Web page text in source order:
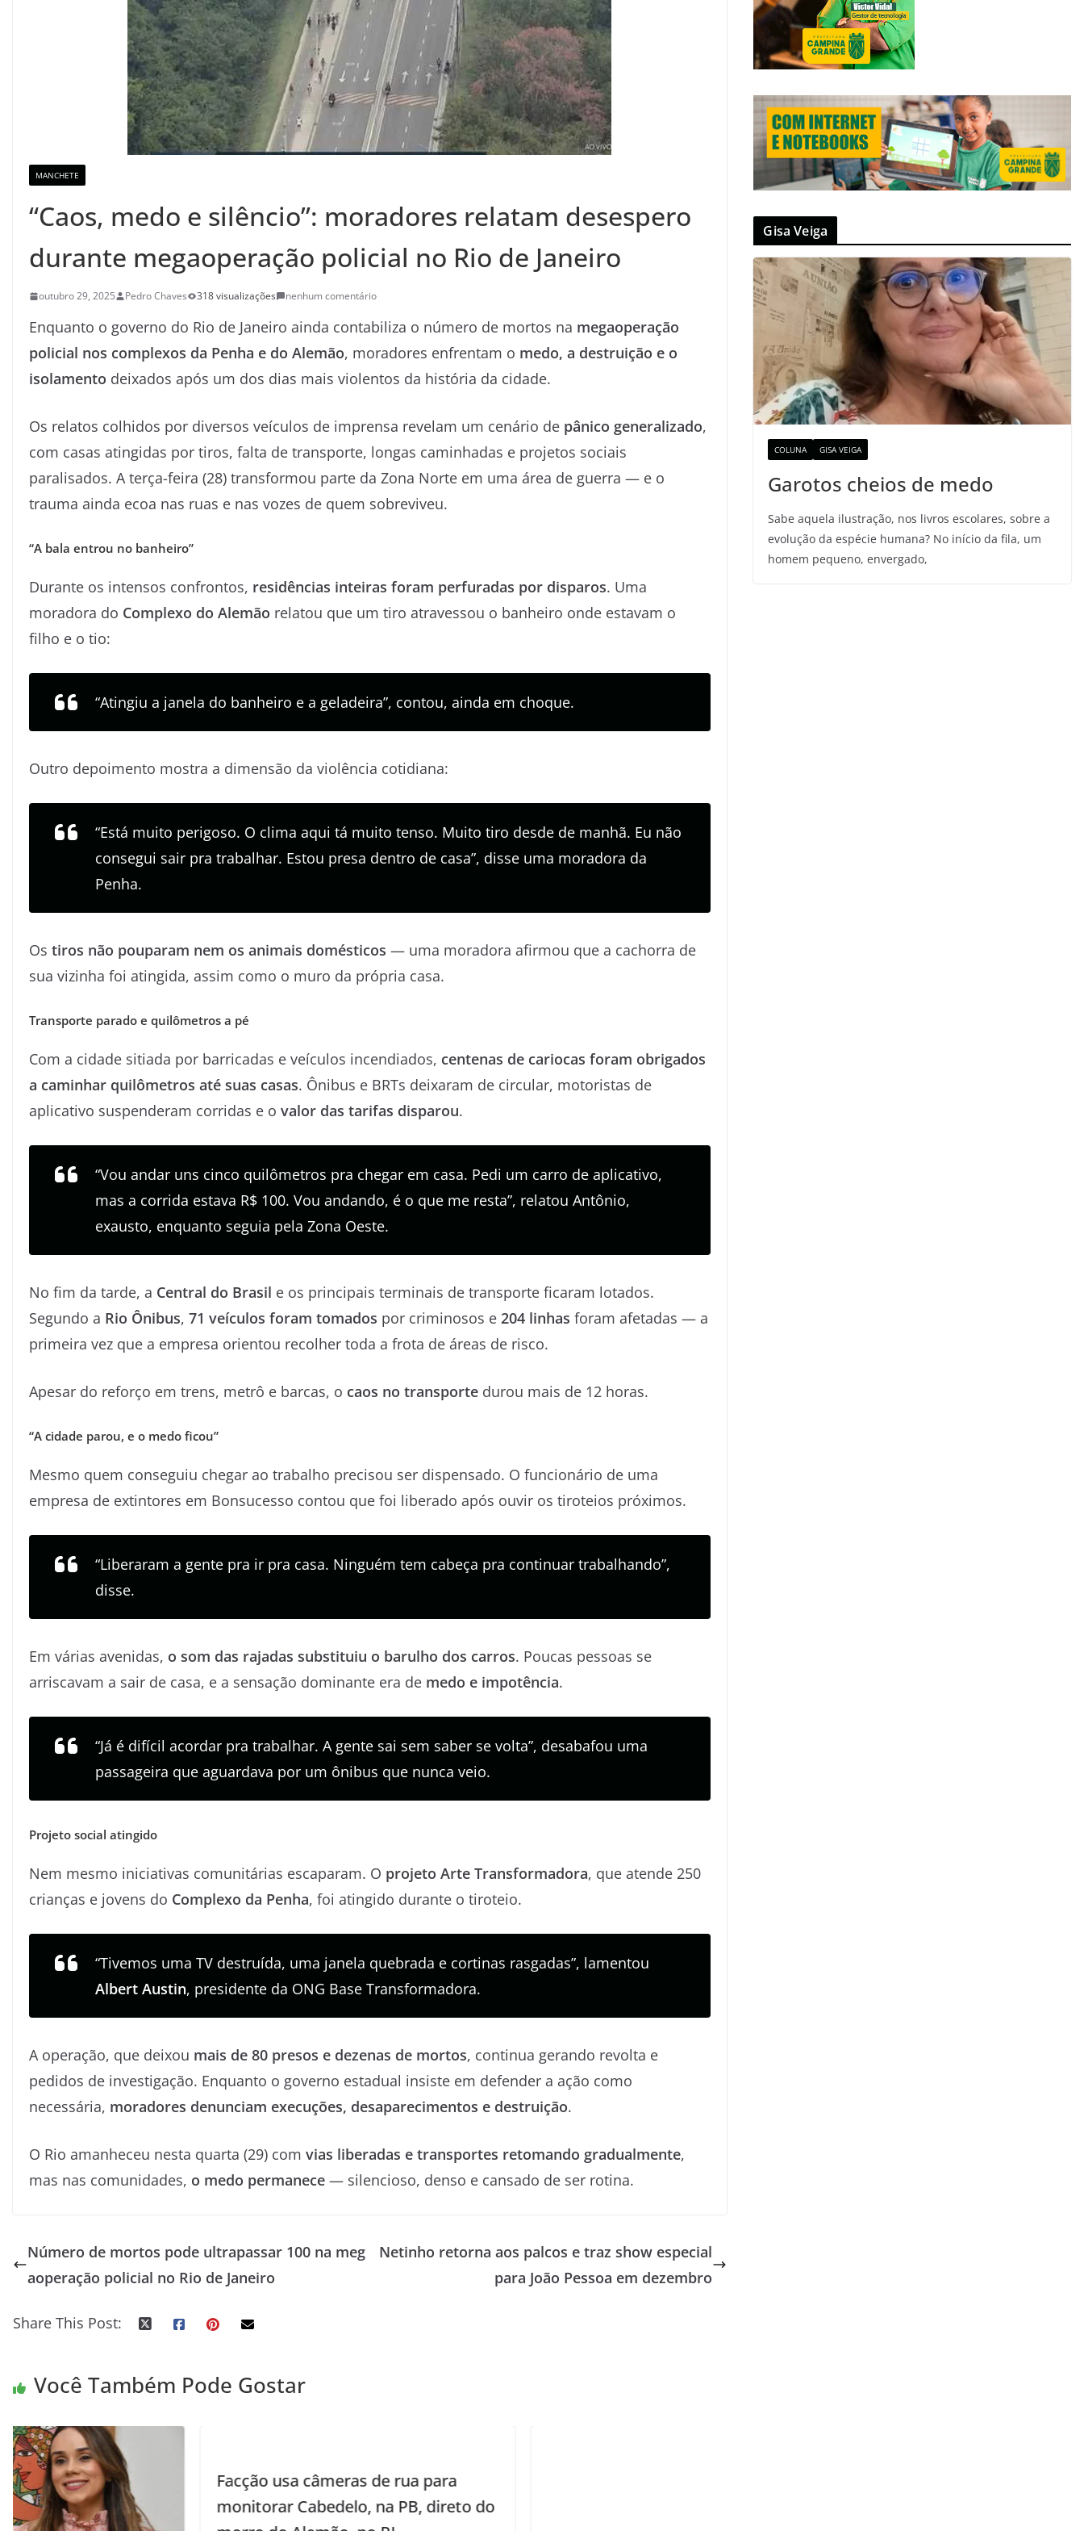
MANCHETE
“Caos, medo e silêncio”: moradores relatam desespero
durante megaoperação policial no Rio de Janeiro
outubro 29, 2025 Pedro Chaves 318 visualizações nenhum comentário
Enquanto o governo do Rio de Janeiro ainda contabiliza o número de mortos na megaoperação
policial nos complexos da Penha e do Alemão, moradores enfrentam o medo, a destruição e o
isolamento deixados após um dos dias mais violentos da história da cidade.
Os relatos colhidos por diversos veículos de imprensa revelam um cenário de pânico generalizado,
com casas atingidas por tiros, falta de transporte, longas caminhadas e projetos sociais
paralisados. A terça-feira (28) transformou parte da Zona Norte em uma área de guerra — e o
trauma ainda ecoa nas ruas e nas vozes de quem sobreviveu.
“A bala entrou no banheiro”
Durante os intensos confrontos, residências inteiras foram perfuradas por disparos. Uma
moradora do Complexo do Alemão relatou que um tiro atravessou o banheiro onde estavam o
filho e o tio:
“Atingiu a janela do banheiro e a geladeira”, contou, ainda em choque.
Outro depoimento mostra a dimensão da violência cotidiana:
“Está muito perigoso. O clima aqui tá muito tenso. Muito tiro desde de manhã. Eu não
consegui sair pra trabalhar. Estou presa dentro de casa”, disse uma moradora da
Penha.
Os tiros não pouparam nem os animais domésticos — uma moradora afirmou que a cachorra de
sua vizinha foi atingida, assim como o muro da própria casa.
Transporte parado e quilômetros a pé
Com a cidade sitiada por barricadas e veículos incendiados, centenas de cariocas foram obrigados
a caminhar quilômetros até suas casas. Ônibus e BRTs deixaram de circular, motoristas de
aplicativo suspenderam corridas e o valor das tarifas disparou.
“Vou andar uns cinco quilômetros pra chegar em casa. Pedi um carro de aplicativo,
mas a corrida estava R$ 100. Vou andando, é o que me resta”, relatou Antônio,
exausto, enquanto seguia pela Zona Oeste.
No fim da tarde, a Central do Brasil e os principais terminais de transporte ficaram lotados.
Segundo a Rio Ônibus, 71 veículos foram tomados por criminosos e 204 linhas foram afetadas — a
primeira vez que a empresa orientou recolher toda a frota de áreas de risco.
Apesar do reforço em trens, metrô e barcas, o caos no transporte durou mais de 12 horas.
“A cidade parou, e o medo ficou”
Mesmo quem conseguiu chegar ao trabalho precisou ser dispensado. O funcionário de uma
empresa de extintores em Bonsucesso contou que foi liberado após ouvir os tiroteios próximos.
“Liberaram a gente pra ir pra casa. Ninguém tem cabeça pra continuar trabalhando”,
disse.
Em várias avenidas, o som das rajadas substituiu o barulho dos carros. Poucas pessoas se
arriscavam a sair de casa, e a sensação dominante era de medo e impotência.
“Já é difícil acordar pra trabalhar. A gente sai sem saber se volta”, desabafou uma
passageira que aguardava por um ônibus que nunca veio.
Projeto social atingido
Nem mesmo iniciativas comunitárias escaparam. O projeto Arte Transformadora, que atende 250
crianças e jovens do Complexo da Penha, foi atingido durante o tiroteio.
“Tivemos uma TV destruída, uma janela quebrada e cortinas rasgadas”, lamentou
Albert Austin, presidente da ONG Base Transformadora.
A operação, que deixou mais de 80 presos e dezenas de mortos, continua gerando revolta e
pedidos de investigação. Enquanto o governo estadual insiste em defender a ação como
necessária, moradores denunciam execuções, desaparecimentos e destruição.
O Rio amanheceu nesta quarta (29) com vias liberadas e transportes retomando gradualmente,
mas nas comunidades, o medo permanece — silencioso, denso e cansado de ser rotina.
Número de mortos pode ultrapassar 100 na meg
aoperação policial no Rio de Janeiro
Netinho retorna aos palcos e traz show especial
para João Pessoa em dezembro
Share This Post:
Você Também Pode Gostar
Facção usa câmeras de rua para
monitorar Cabedelo, na PB, direto do
Gisa Veiga
COLUNA GISA VEIGA
Garotos cheios de medo
Sabe aquela ilustração, nos livros escolares, sobre a
evolução da espécie humana? No início da fila, um
homem pequeno, envergado,